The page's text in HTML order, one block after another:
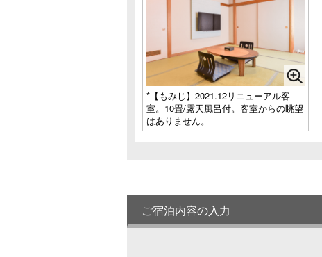
*【もみじ】2021.12リニューアル客
室。10畳/露天風呂付。客室からの眺望
はありません。
ご宿泊内容の入力